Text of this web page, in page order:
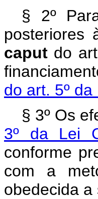
§ 2º
posteriores
caput do
do art. 5º
§ 3º Os
3º da Lei
conforme
com a
obedecida